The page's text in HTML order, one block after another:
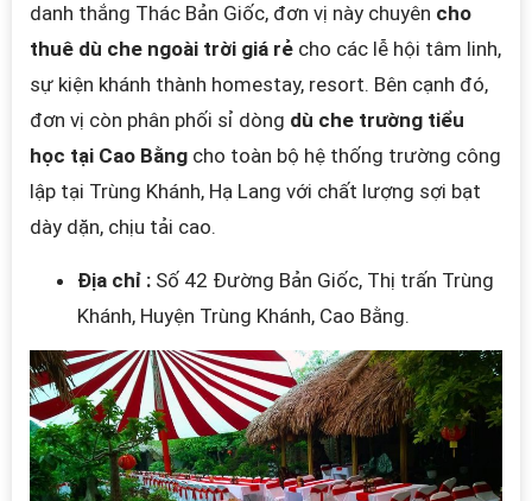
danh thắng Thác Bản Giốc, đơn vị này chuyên cho
thuê dù che ngoài trời giá rẻ cho các lễ hội tâm linh,
sự kiện khánh thành homestay, resort. Bên cạnh đó,
đơn vị còn phân phối sỉ dòng dù che trường tiểu
học tại Cao Bằng cho toàn bộ hệ thống trường công
lập tại Trùng Khánh, Hạ Lang với chất lượng sợi bạt
dày dặn, chịu tải cao.
Địa chỉ : Số 42 Đường Bản Giốc, Thị trấn Trùng
Khánh, Huyện Trùng Khánh, Cao Bằng.